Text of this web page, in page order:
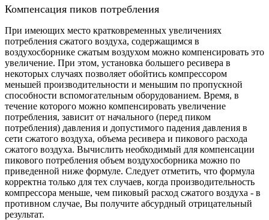
Компенсация пиков потребления
При имеющих место кратковременных увеличениях
потребления сжатого воздуха, содержащимся в
воздухосборнике сжатым воздухом можно компенсировать это
увеличение. При этом, установка большего ресивера в
некоторых случаях позволяет обойтись компрессором
меньшей производительности и меньшим по пропускной
способности вспомогательным оборудованием. Время, в
течение которого можно компенсировать увеличение
потребления, зависит от начального (перед пиком
потребления) давления и допустимого падения давления в
сети сжатого воздуха, объема ресивера и пикового расхода
сжатого воздуха. Вычислить необходимый для компенсации
пикового потребления объем воздухосборника можно по
приведенной ниже формуле. Следует отметить, что формула
корректна только для тех случаев, когда производительность
компрессора меньше, чем пиковый расход сжатого воздуха - в
противном случае, Вы получите абсурдный отрицательный
результат.